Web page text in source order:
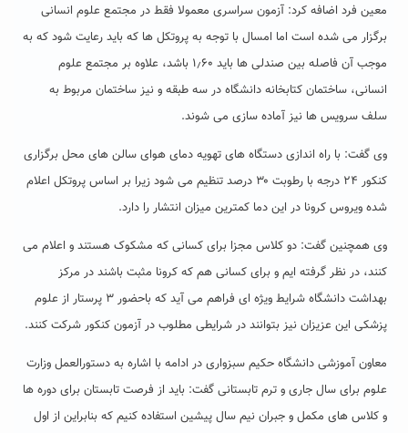
معین فرد اضافه کرد: آزمون سراسری معمولا فقط در مجتمع علوم انسانی
برگزار می شده است اما امسال با توجه به پروتکل ها که باید رعایت شود که به
موجب آن فاصله بین صندلی ها باید ۱٫۶۰ باشد، علاوه بر مجتمع علوم
انسانی، ساختمان کتابخانه دانشگاه در سه طبقه و نیز ساختمان مربوط به
سلف سرویس ها نیز آماده سازی می شوند.
وی گفت: با راه اندازی دستگاه های تهویه دمای هوای سالن های محل برگزاری
کنکور ۲۴ درجه با رطوبت ۳۰ درصد تنظیم می شود زیرا بر اساس پروتکل اعلام
شده ویروس کرونا در این دما کمترین میزان انتشار را دارد.
وی همچنین گفت: دو کلاس مجزا برای کسانی که مشکوک هستند و اعلام می
کنند، در نظر گرفته ایم و برای کسانی هم که کرونا مثبت باشند در مرکز
بهداشت دانشگاه شرایط ویژه ای فراهم می آید که باحضور ۳ پرستار از علوم
پزشکی این عزیزان نیز بتوانند در شرایطی مطلوب در آزمون کنکور شرکت کنند.
معاون آموزشی دانشگاه حکیم سبزواری در ادامه با اشاره به دستورالعمل وزارت
علوم برای سال جاری و ترم تابستانی گفت: باید از فرصت تابستان برای دوره ها
و کلاس های مکمل و جبران نیم سال پیشین استفاده کنیم که بنابراین از اول